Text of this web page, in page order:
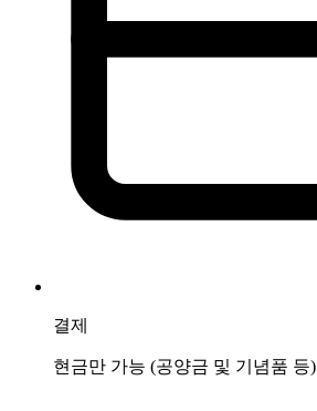
결제
현금만 가능 (공양금 및 기념품 등)